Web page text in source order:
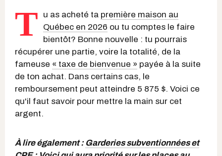
T u as acheté ta première maison au
Québec en 2026 ou tu comptes le faire
bientôt? Bonne nouvelle : tu pourrais
récupérer une partie, voire la totalité, de la
fameuse « taxe de bienvenue » payée à la suite
de ton achat. Dans certains cas, le
remboursement peut atteindre 5 875 $. Voici ce
qu'il faut savoir pour mettre la main sur cet
argent.
À lire également : Garderies subventionnées et